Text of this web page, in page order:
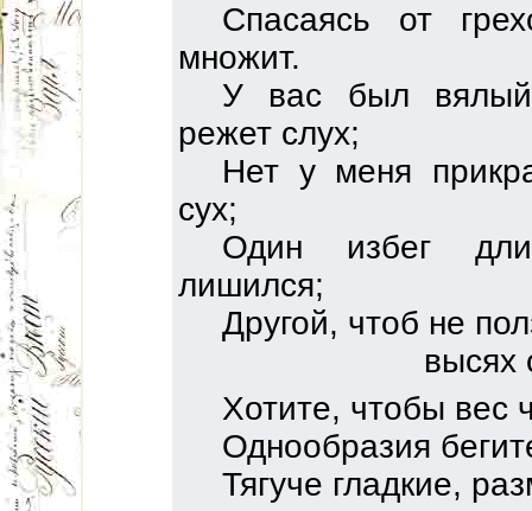
Спасаясь от
множит.
У вас был
режет слух;
Нет у меня
сух;
Один избег
лишился;
Другой, чтоб не
высях
Хотите, чтобы вес
Однообразия
Тягуче гладкие,